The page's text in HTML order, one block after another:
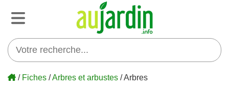
/ Fiches /Arbres et arbustes / Arbres